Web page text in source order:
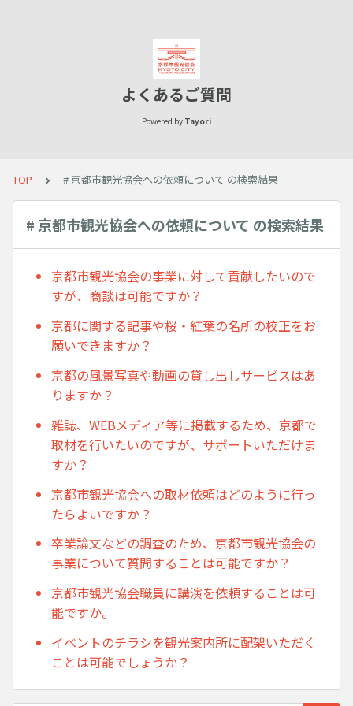
よくあるご質問
Powered by Tayori
TOP # 京都市観光協会への依頼について の検索結果
# 京都市観光協会への依頼について の検索結果
京都市観光協会の事業に対して貢献したいので
すが、商談は可能ですか？
京都に関する記事や桜・紅葉の名所の校正をお
願いできますか？
京都の風景写真や動画の貸し出しサービスはあ
りますか？
雑誌、WEBメディア等に掲載するため、京都で
取材を行いたいのですが、サポートいただけま
すか？
京都市観光協会への取材依頼はどのように行っ
たらよいですか？
卒業論文などの調査のため、京都市観光協会の
事業について質問することは可能ですか？
京都市観光協会職員に講演を依頼することは可
能ですか。
イベントのチラシを観光案内所に配架いただく
ことは可能でしょうか？